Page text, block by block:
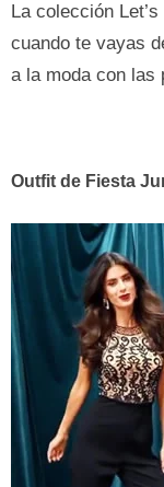
La colección
cuando te vayas
a la moda con las
Outfit de Fiesta